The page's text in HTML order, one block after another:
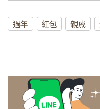
過年 紅包 親戚